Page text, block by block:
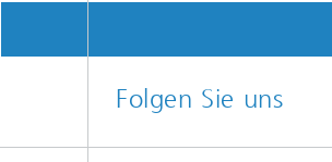
Folgen Sie uns